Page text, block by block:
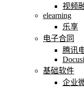
视频
elearning
乐享
电子合同
腾讯
基础软件
企业